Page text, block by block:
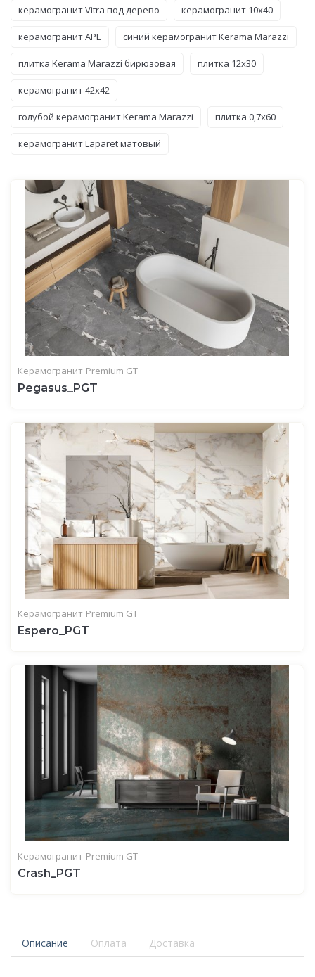
керамогранит Vitra под дерево керамогранит 10x40
керамогранит APE синий керамогранит Kerama Marazzi
плитка Kerama Marazzi бирюзовая плитка 12x30
керамогранит 42x42
голубой керамогранит Kerama Marazzi плитка 0,7x60
керамогранит Laparet матовый
Керамогранит Premium GT
Pegasus_PGT
Керамогранит Premium GT
Espero_PGT
Керамогранит Premium GT
Crash_PGT
Описание Оплата Доставка